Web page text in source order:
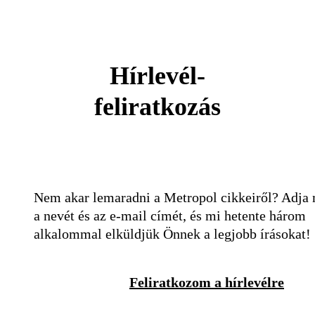
Hírlevél-
feliratkozás
Nem akar lemaradni a Metropol cikkeiről? Adja
a nevét és az e-mail címét, és mi hetente három
alkalommal elküldjük Önnek a legjobb írásokat!
Feliratkozom a hírlevélre